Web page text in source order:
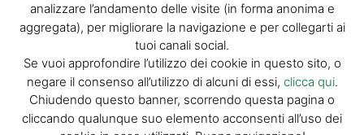
© GIORGIO TESI EDITRICE S.R.L. | P.IVA
01732650476 | VIA DI BADIA 14 – 51100 LOC.
BOTTEGONE (PISTOIA) |POWERED BY
analizzare l’andamento delle visite (in forma anonima e
aggregata), per migliorare la navigazione e per collegarti ai
tuoi canali social.
Se vuoi approfondire l’utilizzo dei cookie in questo sito, o
negare il consenso all’utilizzo di alcuni di essi, clicca qui.
Chiudendo questo banner, scorrendo questa pagina o
cliccando qualunque suo elemento acconsenti all’uso dei